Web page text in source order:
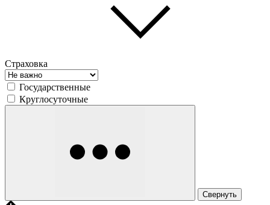
Страховка
Государственные
Круглосуточные
Свернуть